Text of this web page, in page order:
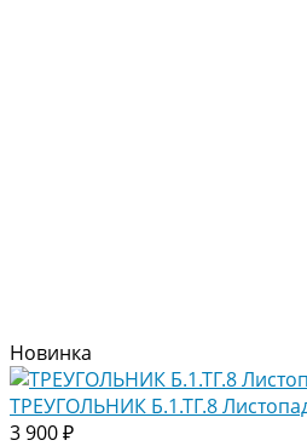
Новинка
ТРЕУГОЛЬНИК Б.1.ТГ.8
3 900 ₽